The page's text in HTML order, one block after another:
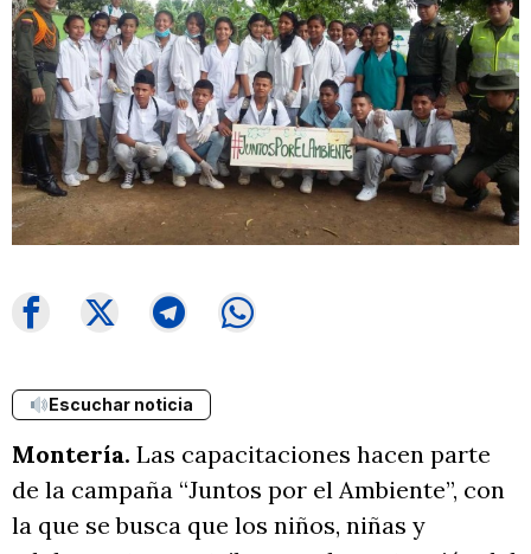
Escuchar noticia
Montería. Las capacitaciones hacen parte
de la campaña “Juntos por el Ambiente”, con
la que se busca que los niños, niñas y